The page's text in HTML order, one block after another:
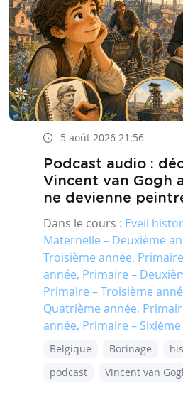
5 août 2026 21:56
Podcast audio :
Vincent van Gogh
ne devienne
Dans le cours : Eveil
Maternelle – Deuxième
Troisième année,
année, Primaire –
Primaire – Troisième
Quatrième année,
année, Primaire –
Belgique Borinage
podcast
Vincent van